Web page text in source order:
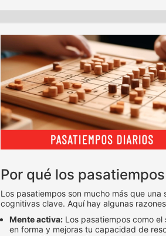
Por qué los
Los pasatiempos son mucho más que
cognitivas clave. Aquí hay algunas
Mente activa: Los pasatiempos como
en forma y mejoras tu capacidad de